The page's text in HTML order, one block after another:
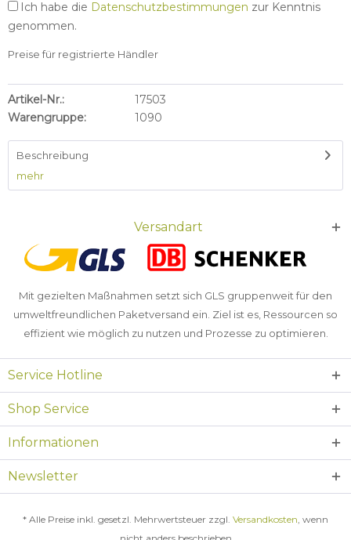
Ich habe die Datenschutzbestimmungen zur Kenntnis
genommen.
Preise für registrierte Händler
Artikel-Nr.:
17503
Warengruppe:
1090
Beschreibung
mehr
Versandart
Mit gezielten Maßnahmen setzt sich GLS gruppenweit für den
umweltfreundlichen Paketversand ein. Ziel ist es, Ressourcen so
effizient wie möglich zu nutzen und Prozesse zu optimieren.
Service Hotline
Shop Service
Informationen
Newsletter
* Alle Preise inkl. gesetzl. Mehrwertsteuer zzgl. Versandkosten, wenn